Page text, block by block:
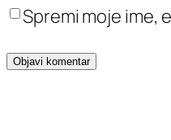
Spremi moje ime,